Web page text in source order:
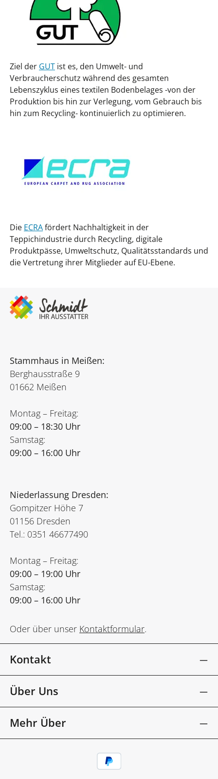
Ziel der GUT ist es, den Umwelt- und
Verbraucherschutz während des gesamten
Lebenszyklus eines textilen Bodenbelages -von der
Produktion bis hin zur Verlegung, vom Gebrauch bis
hin zum Recycling- kontinuierlich zu optimieren.
Die ECRAfördert Nachhaltigkeit in der
Teppichindustrie durch Recycling, digitale
Produktpässe, Umweltschutz, Qualitätsstandards und
die Vertretung ihrer Mitglieder auf EU-Ebene.
Stammhaus in Meißen:
Berghausstraße 9
01662 Meißen
Montag – Freitag:
09:00 – 18:30 Uhr
Samstag:
09:00 – 16:00 Uhr
Niederlassung Dresden:
Gompitzer Höhe 7
01156 Dresden
Tel.: 0351 46677490
Montag – Freitag:
09:00 – 19:00 Uhr
Samstag:
09:00 – 16:00 Uhr
Oder über unser Kontaktformular.
Kontakt
Über Uns
Mehr Über